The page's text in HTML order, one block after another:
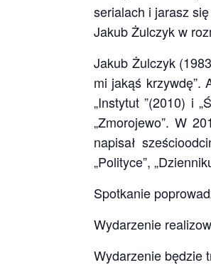
serialach i jarasz
Jakub Żulczyk w
Jakub Żulczyk
mi jakąś krzywdę”.
„Instytut ”(2010) i
„Zmorojewo”. W
napisał
„Polityce”,
Spotkanie
Wydarzenie
Wydarzenie będzie